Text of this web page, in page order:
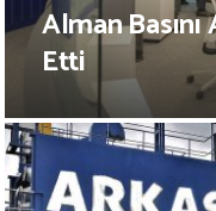
Alman
Etti